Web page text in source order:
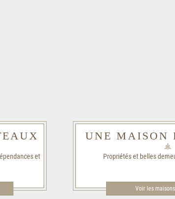
et
UNE MAISON
Propriétés et belles
Voir les